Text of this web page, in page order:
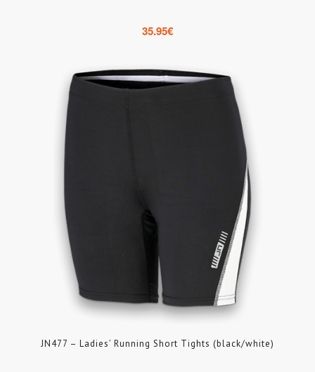
35.95€
JN477 – Ladies’ Running Short Tights (black/white)